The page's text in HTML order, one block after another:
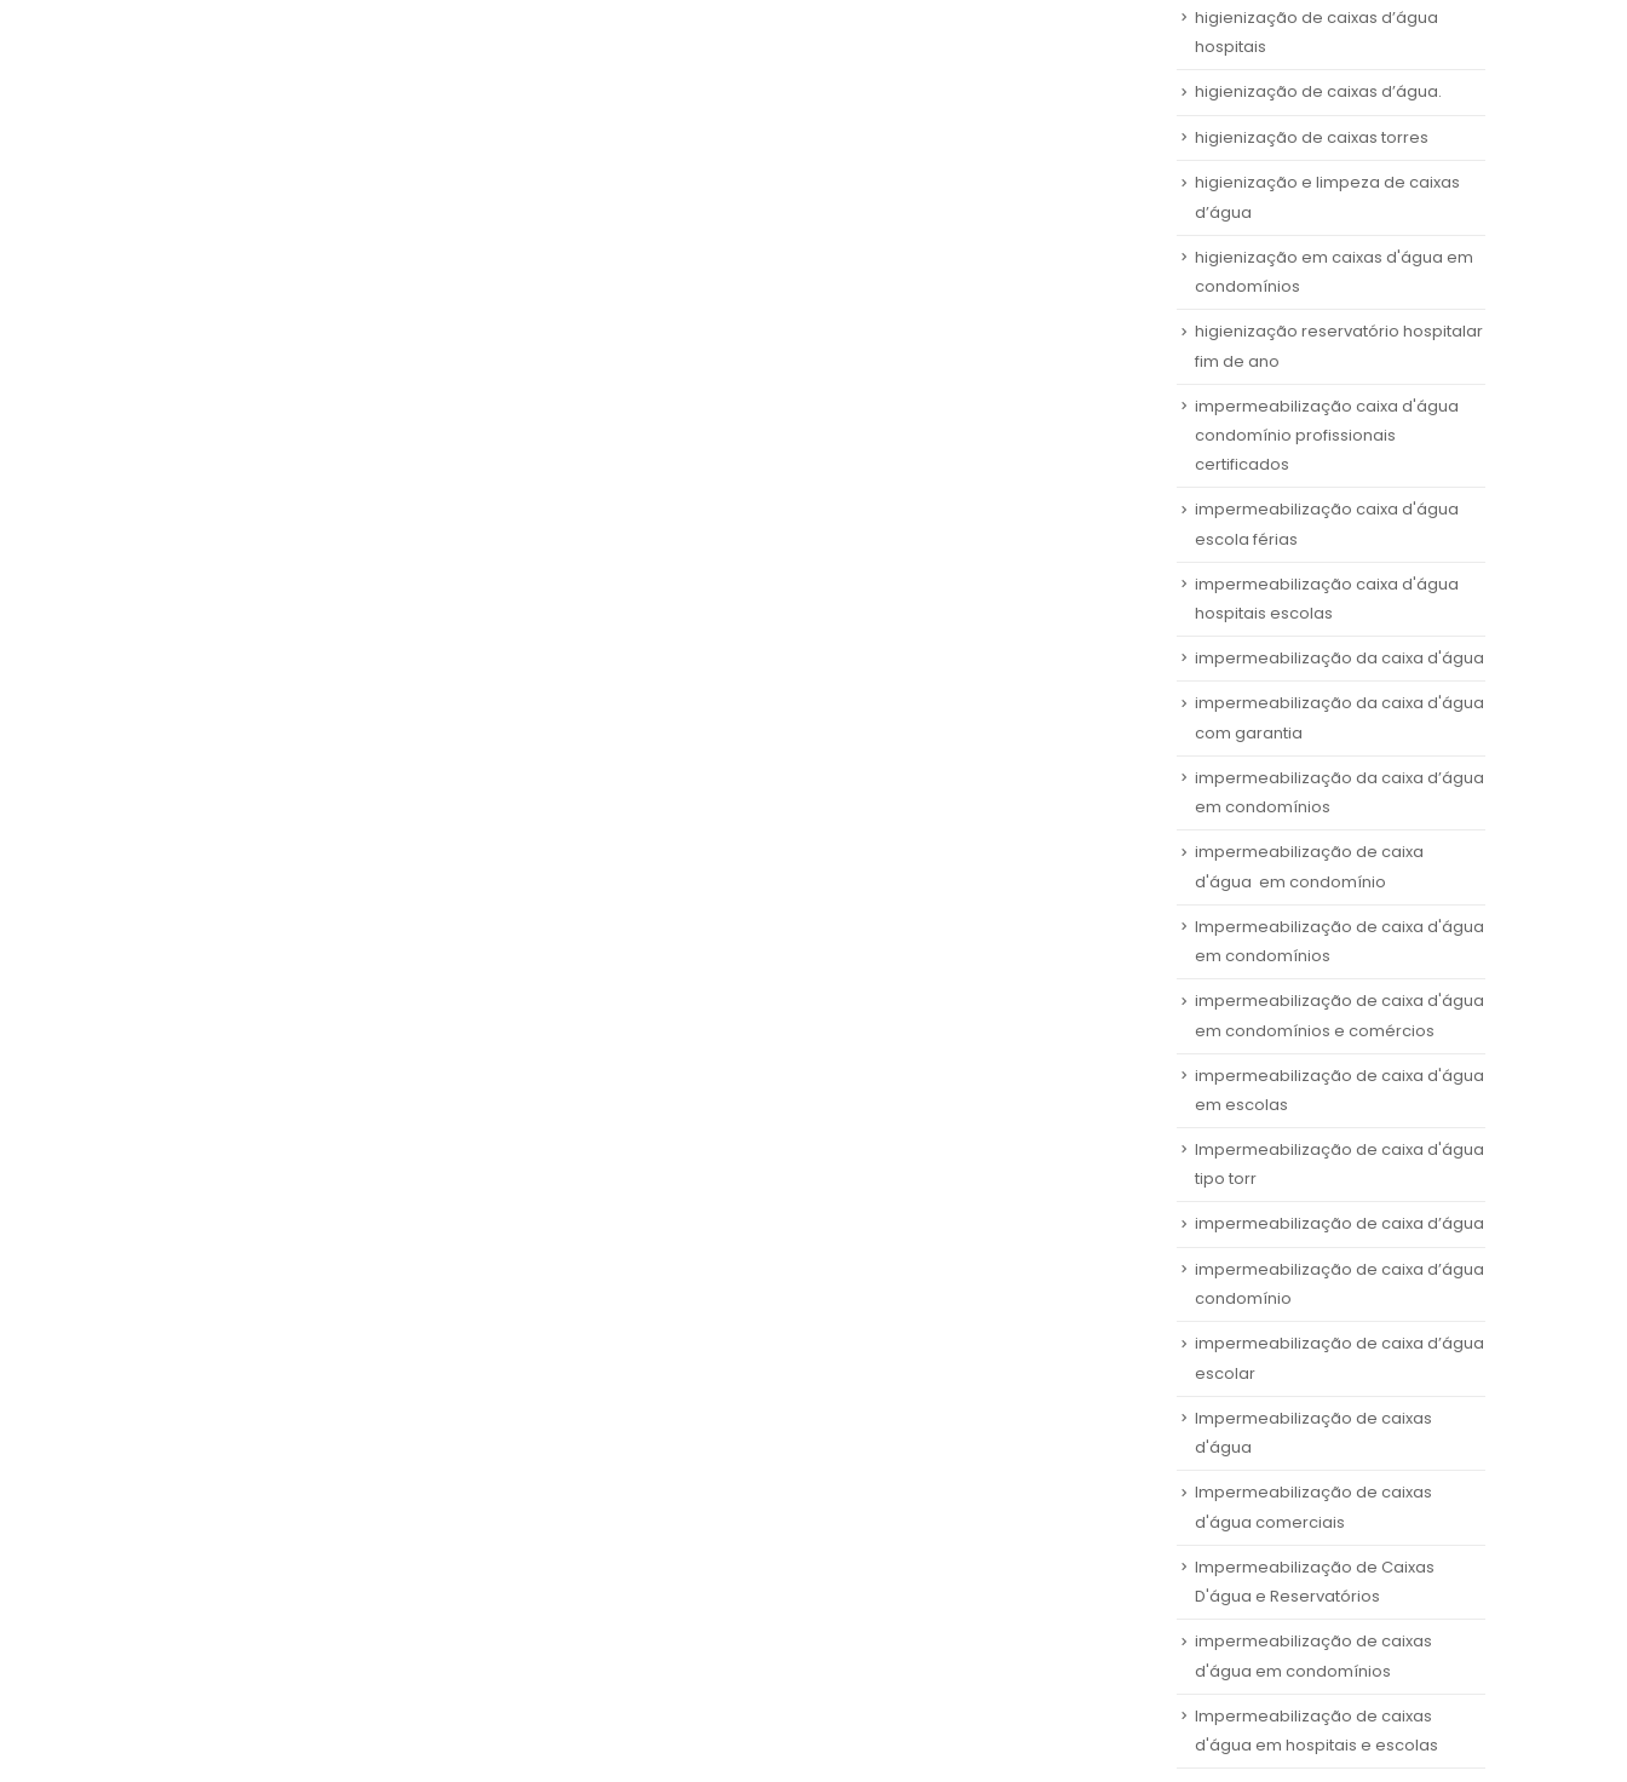
higienização de caixas d’água
hospitais
higienização de caixas d’água.
higienização de caixas torres
higienização e limpeza de caixas
d’água
higienização em caixas d'água em
condomínios
higienização reservatório hospitalar
fim de ano
impermeabilização caixa d'água
condomínio profissionais
certificados
impermeabilização caixa d'água
escola férias
impermeabilização caixa d'água
hospitais escolas
impermeabilização da caixa d'água
impermeabilização da caixa d'água
com garantia
impermeabilização da caixa d’água
em condomínios
impermeabilização de caixa
d'água em condomínio
Impermeabilização de caixa d'água
em condomínios
impermeabilização de caixa d'água
em condomínios e comércios
impermeabilização de caixa d'água
em escolas
Impermeabilização de caixa d'água
tipo torr
impermeabilização de caixa d’água
impermeabilização de caixa d’água
condomínio
impermeabilização de caixa d’água
escolar
Impermeabilização de caixas
d'água
Impermeabilização de caixas
d'água comerciais
Impermeabilização de Caixas
D'água e Reservatórios
impermeabilização de caixas
d'água em condomínios
Impermeabilização de caixas
d'água em hospitais e escolas